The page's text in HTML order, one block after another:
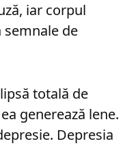
iar corpul
de
totală de
generează lene.
Depresia